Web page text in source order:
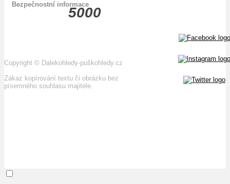
5000
Bezpečnostní informace
Copyright © Dalekohledy-puškohledy.cz
Zákaz kopírování textu či obrázku bez
písemného souhlasu majitele.